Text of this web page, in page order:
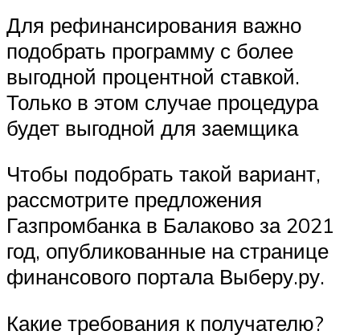
Для рефинансирования важно
подобрать программу с более
выгодной процентной ставкой.
Только в этом случае процедура
будет выгодной для заемщика
Чтобы подобрать такой вариант,
рассмотрите предложения
Газпромбанка в Балаково за 2021
год, опубликованные на странице
финансового портала Выберу.ру.
Какие требования к получателю?